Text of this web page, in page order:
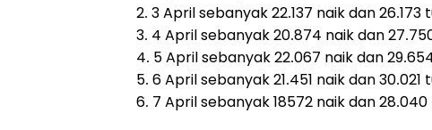
2. 3 April sebanyak 22.137 naik dan 26.173
3. 4 April sebanyak 20.874 naik dan
4. 5 April sebanyak 22.067 naik dan
5. 6 April sebanyak 21.451 naik dan 30.021
6. 7 April sebanyak 18572 naik dan